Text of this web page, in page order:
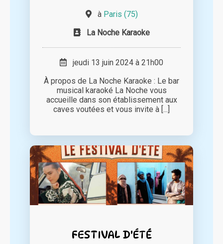
à Paris (75)
La Noche Karaoke
jeudi 13 juin 2024 à 21h00
À propos de La Noche Karaoke : Le bar
musical karaoké La Noche vous
accueille dans son établissement aux
caves voutées et vous invite à [...]
FESTIVAL D'ÉTÉ